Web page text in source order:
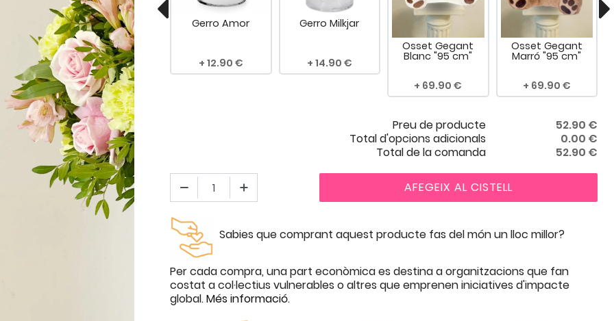
Dedicatòria
4.90
Gerro Amor
12.90
Gerro Milkjar
14.90
Osset Gegant
Blanc "95 cm"
69.90
Osset Gegant
Marró "95 cm"
69.90
Preu de producte 52.90 €
Total d'opcions adicionals
0.00 €
Total de la comanda
52.90 €
AFEGEIX AL CISTELL
Sabies que comprant aquest producte fas del món un lloc millor?
Per cada compra, una part econòmica es destina a organitzacions que fan
costat a col·lectius vulnerables o altres que emprenen iniciatives d'impacte
global.Més informació.